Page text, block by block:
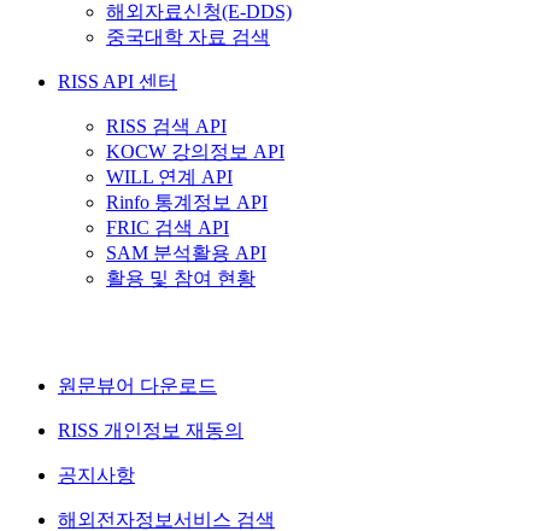
해외자료신청(E-DDS)
중국대학 자료 검색
RISS API 센터
RISS 검색 API
KOCW 강의정보 API
WILL 연계 API
Rinfo 통계정보 API
FRIC 검색 API
SAM 분석활용 API
활용 및 참여 현황
원문뷰어 다운로드
RISS 개인정보 재동의
공지사항
해외전자정보서비스 검색